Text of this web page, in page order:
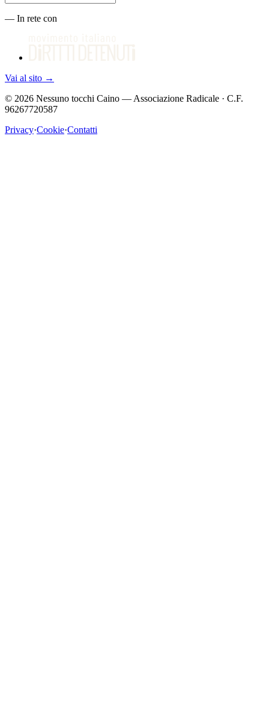
— In rete con
Vai al sito →
© 2026 Nessuno tocchi Caino — Associazione Radicale · C.F.
96267720587
Privacy·Cookie·Contatti